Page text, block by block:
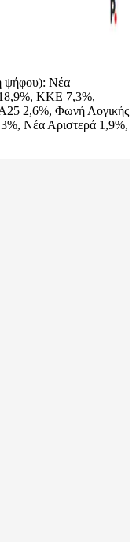
ψήφου): Νέα
18,9%, ΚΚΕ 7,3%,
2,6%, Φωνή Λογικής
Νέα Αριστερά 1,9%,